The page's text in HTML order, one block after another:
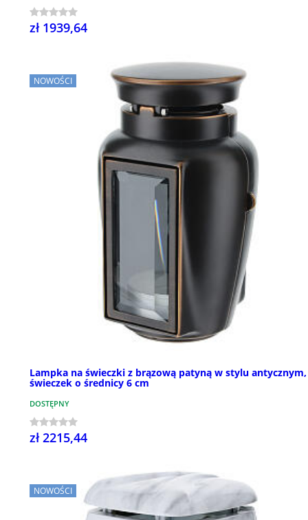
zł 1939,64
NOWOŚCI
Lampka na świeczki z brązową patyną w stylu
świeczek o średnicy 6 cm
DOSTĘPNY
zł 2215,44
NOWOŚCI